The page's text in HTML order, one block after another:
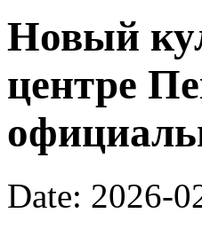
Новый
центре
Date: 2026-